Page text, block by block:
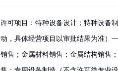
许可项目：特种设备设计；特种设备
动，具体经营项目以审批结果为准）
销售；金属材料销售；金属结构销售